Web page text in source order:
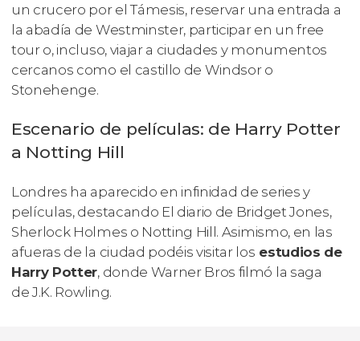
un crucero por el Támesis, reservar una entrada a
la abadía de Westminster, participar en un free
tour o, incluso, viajar a ciudades y monumentos
cercanos como el castillo de Windsor o
Stonehenge.
Escenario de películas: de Harry Potter
a Notting Hill
Londres ha aparecido en infinidad de series y
películas, destacando El diario de Bridget Jones,
Sherlock Holmes o Notting Hill . Asimismo, en las
afueras de la ciudad podéis visitar los estudios de
Harry Potter, donde Warner Bros filmó la saga
de J.K. Rowling.